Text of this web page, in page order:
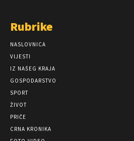
Rubrike
NASLOVNICA
VIJESTI
IZ NAŠEG KRAJA
GOSPODARSTVO
SPORT
ŽIVOT
PRIČE
CRNA KRONIKA